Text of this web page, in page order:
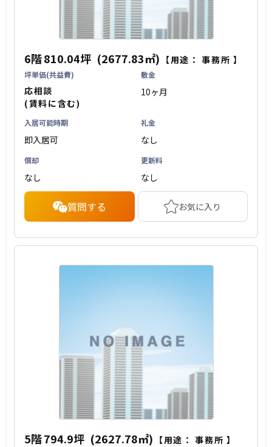
6階810.04坪 (2677.83㎡) 【用途：事務所 】
坪単価(共益費)
応相談
(賃料に含む)
敷金
10ヶ月
入居可能時期
即入居可
礼金
なし
償却
なし
更新料
なし
質問する お気に入り
5階794.9坪 (2627.78㎡) 【用途：事務所 】